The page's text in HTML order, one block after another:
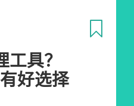
具？
好选择